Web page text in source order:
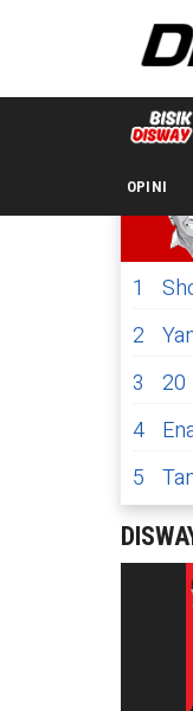
OPINI
1
2
3
20
4
5